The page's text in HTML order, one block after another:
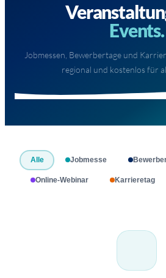
Events.
Jobmessen, Bewerbertage und
regional und kostenlos für
Alle Jobmesse
Online-Webinar Karrieretag